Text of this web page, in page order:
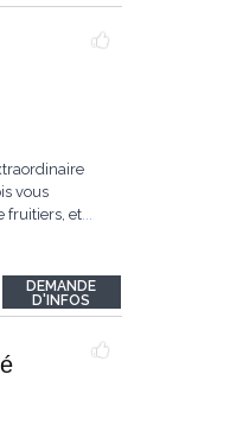
vous
fruitiers, et...
DEMANDE
D'INFOS